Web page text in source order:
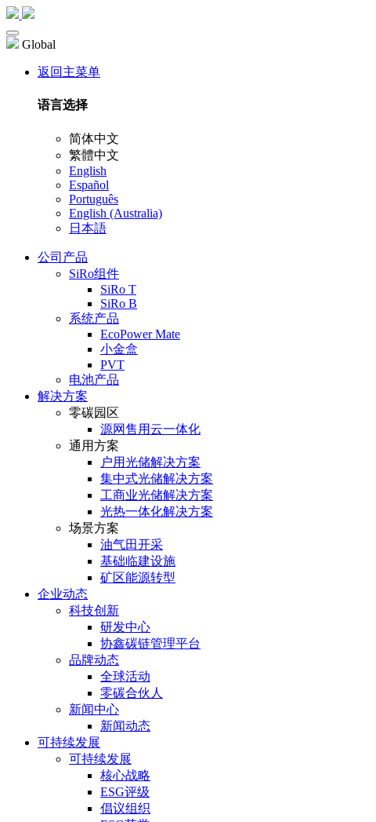
Global
返回主菜单
语言选择
简体中文
繁體中文
English
Español
Português
English (Australia)
日本語
公司产品
SiRo组件
SiRo T
SiRo B
系统产品
EcoPower Mate
小金盒
PVT
电池产品
解决方案
零碳园区
源网售用云一体化
通用方案
户⽤光储解决⽅案
集中式光储解决⽅案
⼯商业光储解决⽅案
光热⼀体化解决⽅案
场景方案
油气田开采
基础临建设施
矿区能源转型
企业动态
科技创新
研发中心
协鑫碳链管理平台
品牌动态
全球活动
零碳合伙人
新闻中心
新闻动态
可持续发展
可持续发展
核心战略
ESG评级
倡议组织